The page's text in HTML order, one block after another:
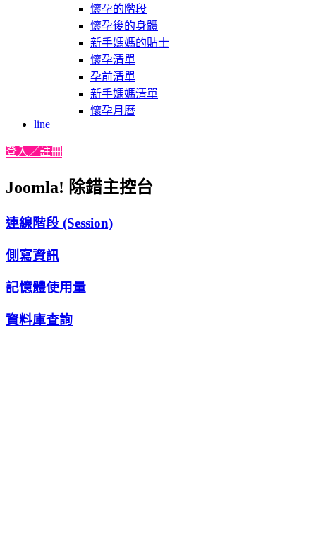
懷孕的階段
懷孕後的身體
新手媽媽的貼士
懷孕清單
孕前清單
新手媽媽清單
懷孕月曆
line
登入／註冊
Joomla! 除錯主控台
連線階段 (Session)
側寫資訊
記憶體使用量
資料庫查詢